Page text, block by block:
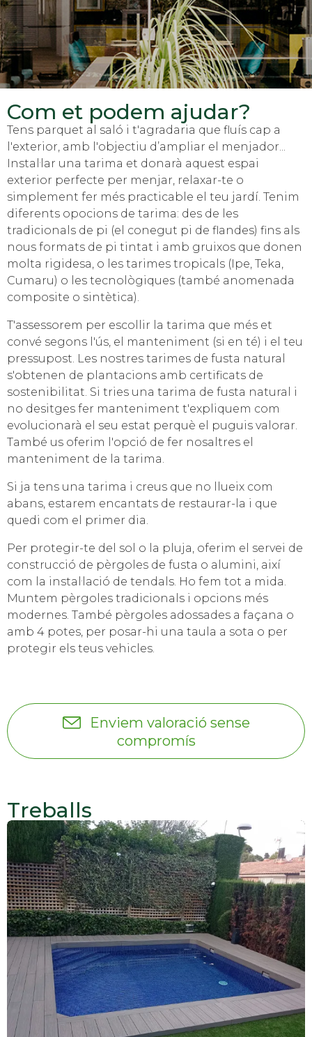
Com et podem ajudar?
Tens parquet al saló i t'agradaria que fluís cap a
l'exterior, amb l'objectiu d’ampliar el menjador...
Instal·lar una tarima et donarà aquest espai
exterior perfecte per menjar, relaxar-te o
simplement fer més practicable el teu jardí. Tenim
diferents opocions de tarima: des de les
tradicionals de pi (el conegut pi de flandes) fins als
nous formats de pi tintat i amb gruixos que donen
molta rigidesa, o les tarimes tropicals (Ipe, Teka,
Cumaru) o les tecnològiques (també anomenada
composite o sintètica).
T'assessorem per escollir la tarima que més et
convé segons l'ús, el manteniment (si en té) i el teu
pressupost. Les nostres tarimes de fusta natural
s'obtenen de plantacions amb certificats de
sostenibilitat. Si tries una tarima de fusta natural i
no desitges fer manteniment t'expliquem com
evolucionarà el seu estat perquè el puguis valorar.
També us oferim l'opció de fer nosaltres el
manteniment de la tarima.
Si ja tens una tarima i creus que no llueix com
abans, estarem encantats de restaurar-la i que
quedi com el primer dia.
Per protegir-te del sol o la pluja, oferim el servei de
construcció de pèrgoles de fusta o alumini, així
com la instal·lació de tendals. Ho fem tot a mida.
Muntem pèrgoles tradicionals i opcions més
modernes. També pèrgoles adossades a façana o
amb 4 potes, per posar-hi una taula a sota o per
protegir els teus vehicles.
Enviem valoració sense
compromís
Treballs